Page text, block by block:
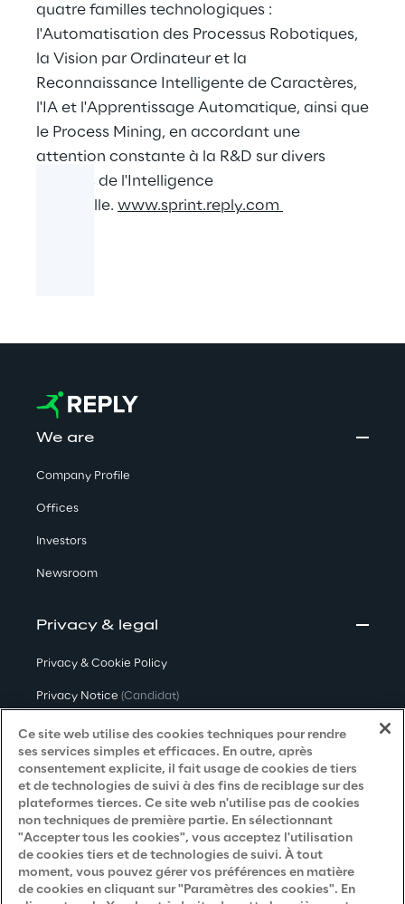
quatre familles technologiques :
l'Automatisation des Processus Robotiques,
la Vision par Ordinateur et la
Reconnaissance Intelligente de Caractères,
l'IA et l'Apprentissage Automatique, ainsi que
le Process Mining, en accordant une
attention constante à la R&D sur divers
aspects de l'Intelligence
Artificielle. www.sprint.reply.com
We are
Company Profile
Offices
Investors
Newsroom
Privacy & legal
Privacy & Cookie Policy
Privacy Notice (Candidat)
Privacy Notice (Client)
Privacy Notice (Fournisseur)
Privacy Notice(Marketing)
Accessibility Statement
Careers
Ce site web utilise des cookies techniques pour rendre
ses services simples et efficaces. En outre, après
consentement explicite, il fait usage de cookies de tiers
et de technologies de suivi à des fins de reciblage sur des
plateformes tierces. Ce site web n'utilise pas de cookies
non techniques de première partie. En sélectionnant
"Accepter tous les cookies", vous acceptez l'utilisation
de cookies tiers et de technologies de suivi. À tout
moment, vous pouvez gérer vos préférences en matière
de cookies en cliquant sur "Paramètres des cookies". En